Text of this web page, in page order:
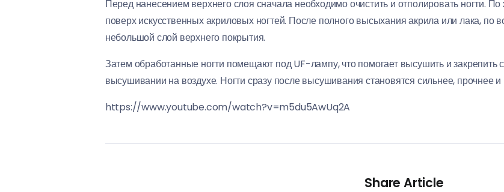
Перед нанесением верхнего слоя сначала необходимо очистить и отполировать ногти.
поверх искусственных акриловых ногтей. После полного высыхания акрила или лака, по
небольшой слой верхнего покрытия.
Затем обработанные ногти помещают под UF-лампу, что помогает высушить и закрепить
высушивании на воздухе. Ногти сразу после высушивания становятся сильнее, прочнее и
https://www.youtube.com/watch?v=m5du5AwUq2A
Share Article